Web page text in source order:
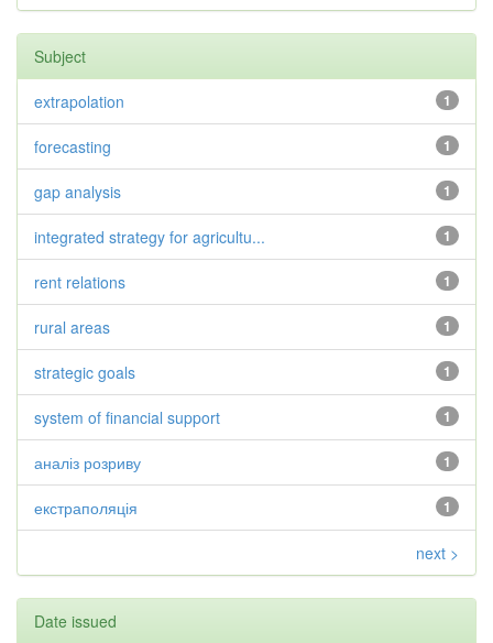
Subject
1
extrapolation
1
forecasting
1
gap analysis
1
integrated strategy for agricultu...
1
rent relations
1
rural areas
1
strategic goals
1
system of financial support
1
аналіз розриву
1
екстраполяція
next >
Date issued